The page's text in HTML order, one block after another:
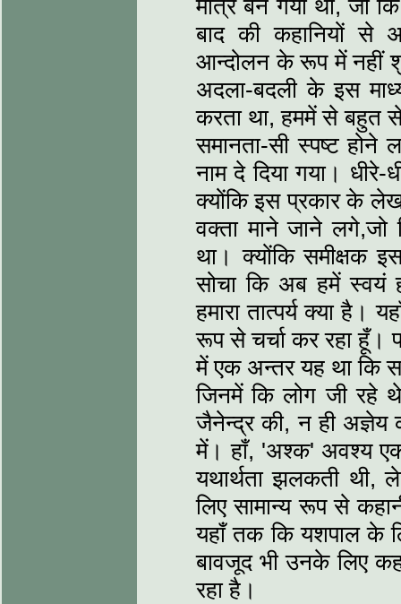
मात्र बन गया था, जो
बाद की कहानियों
आन्दोलन के रूप में
अदला-बदली के इस
करता था, हममें से बहुत
समानता-सी स्पष्ट
नाम दे दिया गया। धीरे-
क्योंकि इस प्रकार के
वक्ता माने जाने
था। क्योंकि समीक्षक
सोचा कि अब हमें स्वयं
हमारा तात्पर्य क्या है।
रूप से चर्चा कर रहा हूँ।
में एक अन्तर यह था कि
जिनमें कि लोग जी रहे
जैनेन्द्र की, न ही अज्ञेय
में। हाँ, 'अश्क' अवश्य
यथार्थता झलकती थी,
लिए सामान्य रूप से
यहाँ तक कि यशपाल के
बावजूद भी उनके लिए
रहा है।